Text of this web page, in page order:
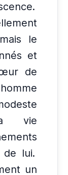
le
et
de
vie
de lui.
un